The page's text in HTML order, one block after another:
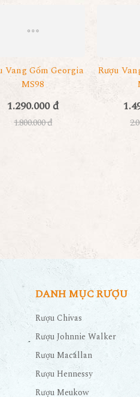
Vang Gốm Georgia
MS98
1.290.000 đ
1.800.000 đ
Rượu
DANH MỤC RƯỢU
Rượu Chivas
Rượu Johnnie Walker
Rượu Macallan
Rượu Hennessy
Rượu Meukow